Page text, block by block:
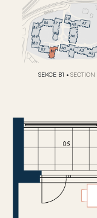
SEKCE B1 • SECTION